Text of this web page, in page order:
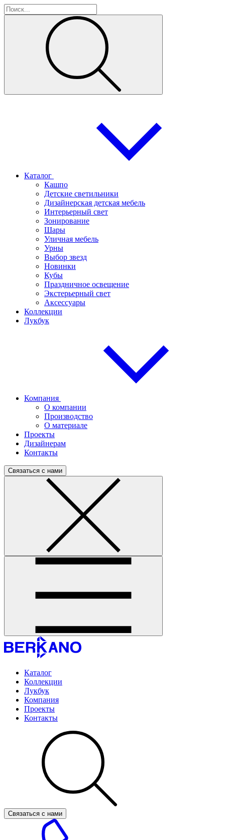
Каталог
Кашпо
Детские светильники
Дизайнерская детская мебель
Интерьерный свет
Зонирование
Шары
Уличная мебель
Урны
Выбор звезд
Новинки
Кубы
Праздничное освещение
Экстерьерный свет
Аксессуары
Коллекции
Лукбук
Компания
О компании
Производство
О материале
Проекты
Дизайнерам
Контакты
Связаться с нами
Каталог
Коллекции
Лукбук
Компания
Проекты
Контакты
Связаться с нами